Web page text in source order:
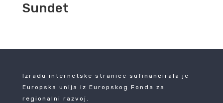
Sundet
Izradu internetske stranice sufinancirala je
Europska unija iz Europskog Fonda za
regionalni razvoj.